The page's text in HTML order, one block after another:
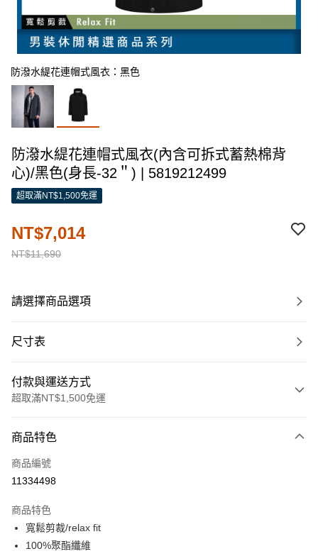
防潑水緹花連帽式風衣：黑色
防潑水緹花連帽式風衣(內含可拆式蓄熱棉背
心)/黑色(身長-32＂) | 5819212499
超取滿NT$1,500免運
NT$11,690
NT$7,014
請選擇商品選項
尺寸表
付款與運送方式
超取滿NT$1,500免運
信用卡一次付款
信用卡分期付款
合作金庫商業銀行
華南商業銀行
上海商業儲蓄銀行
LINE Pay
Apple Pay
商品特色
商品編號
11334498
商品特色
寬鬆剪裁/relax fit
100%聚酯纖維